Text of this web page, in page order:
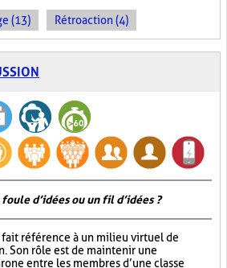
(13) Rétroaction (4)
foule d’idées ou un fil d’idées ?
fait référence à un milieu virtuel de
Son rôle est de maintenir une
entre les membres d’une classe